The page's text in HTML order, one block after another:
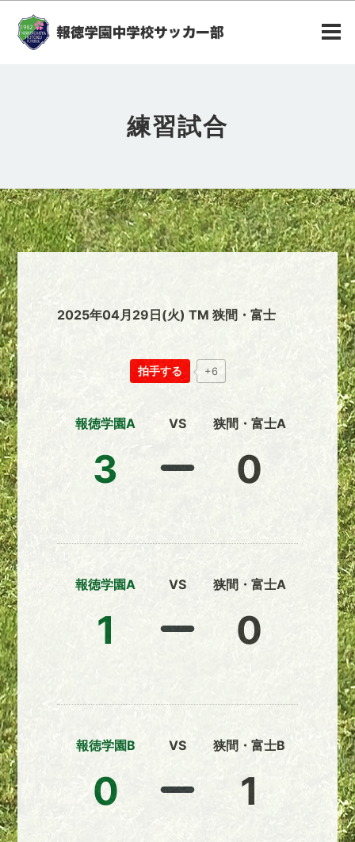
練習試合
2025年04月29日(火) TM 狭間・富士
拍手する +6
報徳学園A
3
VS 狭間・富士A
0
報徳学園A
1
VS 狭間・富士A
0
報徳学園B
0
VS 狭間・富士B
1